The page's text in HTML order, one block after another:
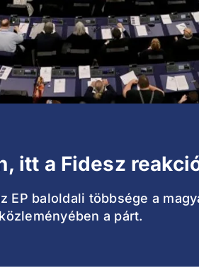
itt a Fidesz
EP baloldali többsége a
a párt.